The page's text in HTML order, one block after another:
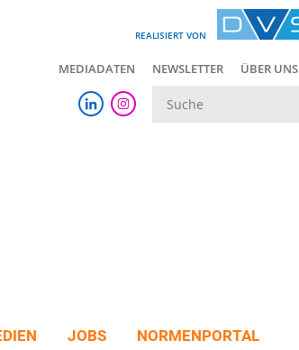
REALISIERT VON
MEDIADATEN NEWSLETTER ÜBER UNS
JOBS
NORMENPORTAL